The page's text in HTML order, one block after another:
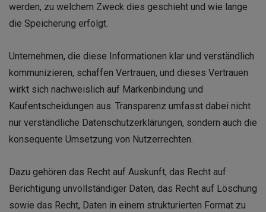
werden, zu welchem Zweck dies geschieht und wie lange
die Speicherung erfolgt.
Unternehmen, die diese Informationen klar und verständlich
kommunizieren, schaffen Vertrauen, und dieses Vertrauen
wirkt sich nachweislich auf Markenbindung und
Kaufentscheidungen aus. Transparenz umfasst dabei nicht
nur verständliche Datenschutzerklärungen, sondern auch die
konsequente Umsetzung von Nutzerrechten.
Dazu gehören das Recht auf Auskunft, das Recht auf
Berichtigung unvollständiger Daten, das Recht auf Löschung
sowie das Recht, Daten in einem strukturierten Format zu